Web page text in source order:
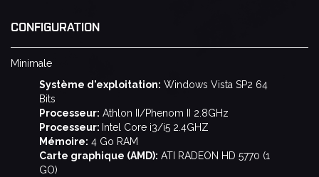
CONFIGURATION
Minimale
Système d'exploitation: Windows Vista SP2 64
Bits
Processeur: Athlon II/Phenom II 2.8GHz
Processeur: Intel Core i3/i5 2.4GHZ
Mémoire: 4 Go RAM
Carte graphique (AMD): ATI RADEON HD 5770 (1
GO)